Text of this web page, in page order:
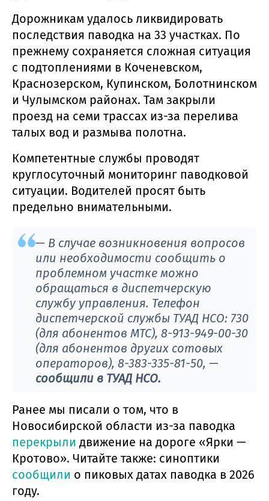
Дорожникам удалось ликвидировать
последствия паводка на 33 участках. По
прежнему сохраняется сложная ситуация
с подтоплениями в Коченевском,
Краснозерском, Купинском, Болотнинском
и Чулымском районах. Там закрыли
проезд на семи трассах из-за перелива
талых вод и размыва полотна.
Компетентные службы проводят
круглосуточный мониторинг паводковой
ситуации. Водителей просят быть
предельно внимательными.
— В случае возникновения вопросов
или необходимости сообщить о
проблемном участке можно
обращаться в диспетчерскую
службу управления. Телефон
диспетчерской службы ТУАД НСО: 730
(для абонентов МТС), 8-913-949-00-30
(для абонентов других сотовых
операторов), 8-383-335-81-50, —
сообщили в ТУАД НСО.
Ранее мы писали о том, что в
Новосибирской области из-за паводка
перекрыли движение на дороге «Ярки —
Кротово». Читайте также: синоптики
сообщили о пиковых датах паводка в 2026
году.